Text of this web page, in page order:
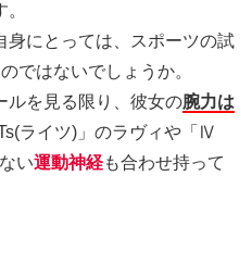
身にとっては、スポーツの試
ではないでしょうか。
ルを見る限り、彼女の腕力は
ライツ)」のラヴィや「Ⅳ
い運動神経も合わせ持って